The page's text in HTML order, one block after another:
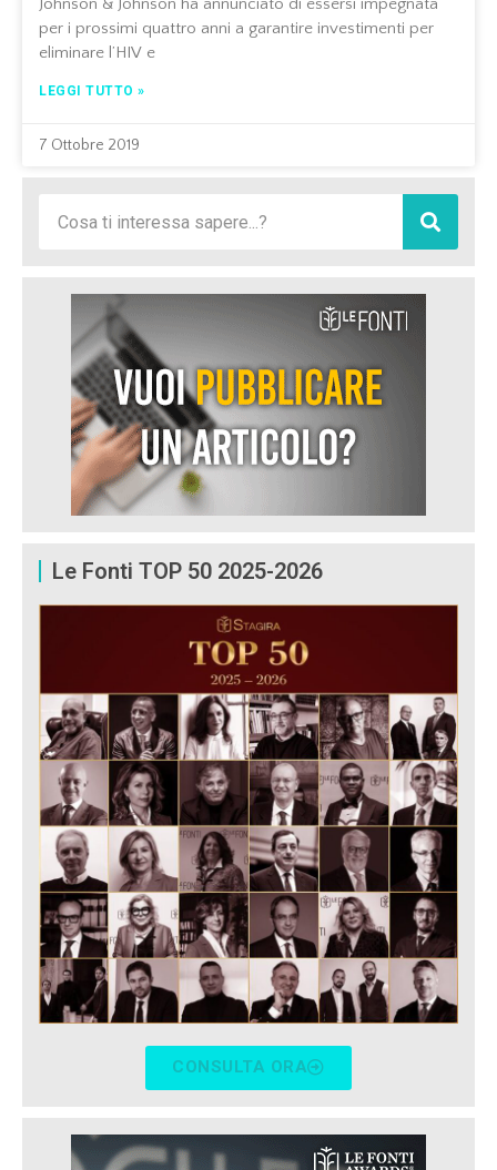
Johnson & Johnson ha annunciato di essersi impegnata
per i prossimi quattro anni a garantire investimenti per
eliminare l’HIV e
LEGGI TUTTO »
7 Ottobre 2019
Le Fonti TOP 50 2025-2026
CONSULTA ORA